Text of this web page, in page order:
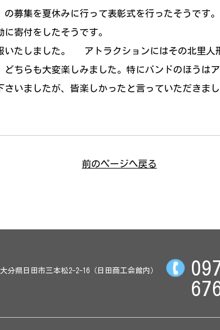
募集を夏休みに行って表彰式を行ったそうです
寄付をしたそうです。
いたしました。 アトラクションにはその北里人
ちらも大変楽しみました。特にバンドのほうは
いましたが、皆楽しかったと言っていただきま
前のページへ戻る
大分県日田市三本松2-2-16（日田商工会館内）